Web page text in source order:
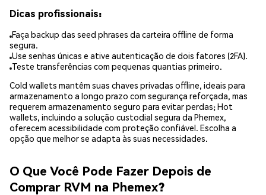
Dicas profissionais:
Faça backup das seed phrases da carteira offline de forma
segura.
Use senhas únicas e ative autenticação de dois fatores (2FA).
Teste transferências com pequenas quantias primeiro.
Cold wallets mantêm suas chaves privadas offline, ideais para
armazenamento a longo prazo com segurança reforçada, mas
requerem armazenamento seguro para evitar perdas; Hot
wallets, incluindo a solução custodial segura da Phemex,
oferecem acessibilidade com proteção confiável. Escolha a
opção que melhor se adapta às suas necessidades.
O Que Você Pode Fazer Depois de
Comprar RVM na Phemex?